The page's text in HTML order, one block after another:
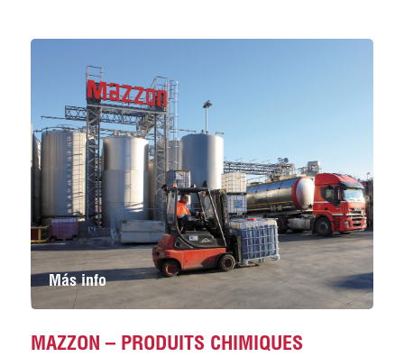
Más info
MAZZON – PRODUITS CHIMIQUES